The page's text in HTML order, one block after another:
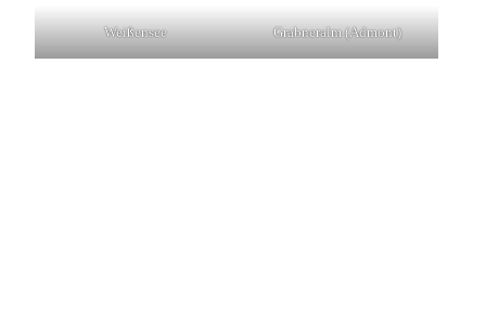
Weißensee Grabneralm (Admont)